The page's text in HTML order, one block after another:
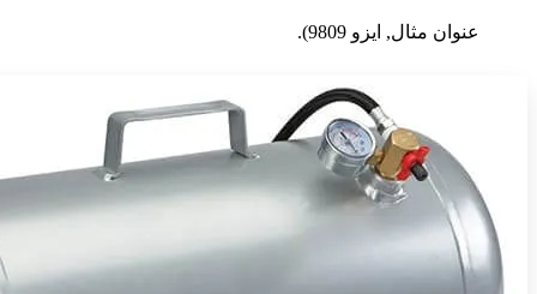
عنوان مثال, ایزو 9809).